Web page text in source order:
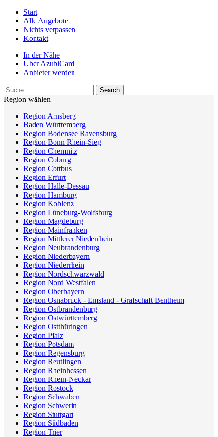
Start
Alle Angebote
Nichts verpassen
Kontakt
In der Nähe
Über AzubiCard
Anbieter werden
Region wählen
Region Arnsberg
Baden Württemberg
Region Bodensee Ravensburg
Region Bonn Rhein-Sieg
Region Chemnitz
Region Coburg
Region Cottbus
Region Erfurt
Region Halle-Dessau
Region Hamburg
Region Koblenz
Region Lüneburg-Wolfsburg
Region Magdeburg
Region Mainfranken
Region Mittlerer Niederrhein
Region Neubrandenburg
Region Niederbayern
Region Niederrhein
Region Nordschwarzwald
Region Nord Westfalen
Region Oberbayern
Region Osnabrück - Emsland - Grafschaft Bentheim
Region Ostbrandenburg
Region Ostwürttemberg
Region Ostthüringen
Region Pfalz
Region Potsdam
Region Regensburg
Region Reutlingen
Region Rheinhessen
Region Rhein-Neckar
Region Rostock
Region Schwaben
Region Schwerin
Region Stuttgart
Region Südbaden
Region Trier